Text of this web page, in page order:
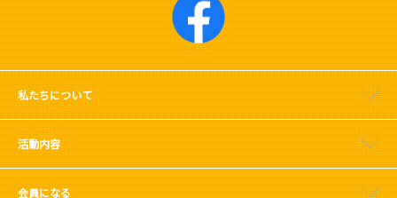
私たちについて
活動内容
会員になる